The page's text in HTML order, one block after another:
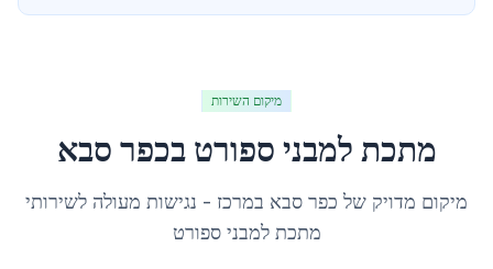
מיקום השירות
מתכת למבני ספורט בכפר סבא
מיקום מדויק של כפר סבא במרכז - נגישות מעולה לשירותי
מתכת למבני ספורט